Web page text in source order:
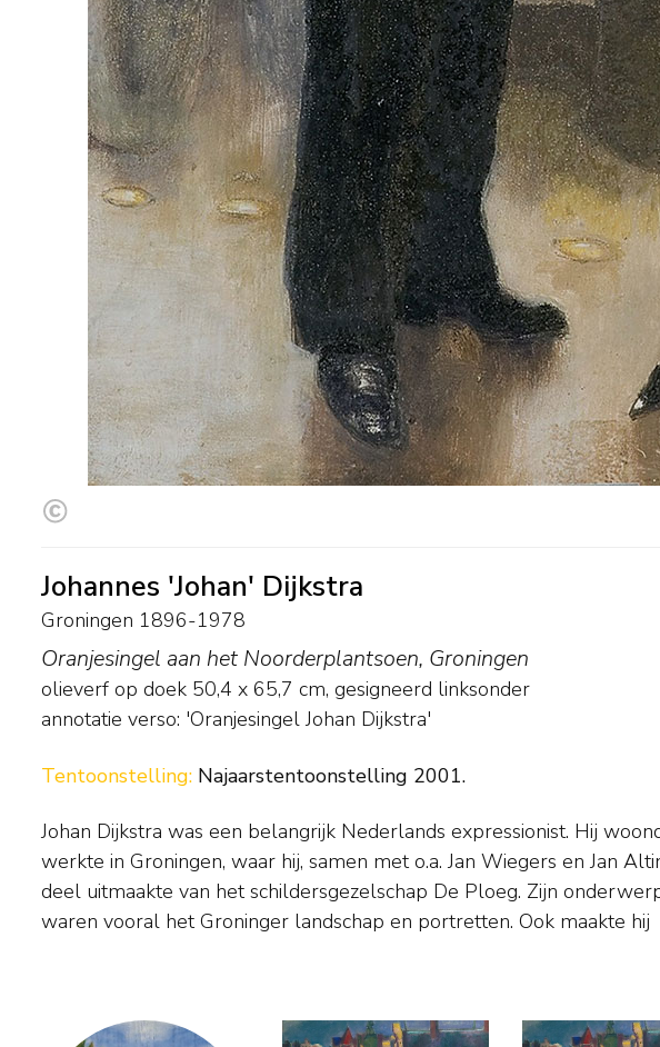
Johannes 'Johan' Dijkstra
Groningen 1896-1978
Oranjesingel aan het Noorderplantsoen, Groningen
olieverf op doek 50,4 x 65,7 cm, gesigneerd linksonder
annotatie verso: 'Oranjesingel Johan Dijkstra'
Tentoonstelling: Najaarstentoonstelling 2001.
Johan Dijkstra was een belangrijk Nederlands expressionist. Hij
werkte in Groningen, waar hij, samen met o.a. Jan Wiegers en Jan
deel uitmaakte van het schildersgezelschap De Ploeg. Zijn
waren vooral het Groninger landschap en portretten. Ook maakte hij
expressieve schetsen van het leven op straat en in cafés. Onder
de Duitse expressionist Kirchner werd na 1925 zijn kleurgebruik
gedurfder en zijn vormen steeds vrijer. Musea: o.a. Groninger